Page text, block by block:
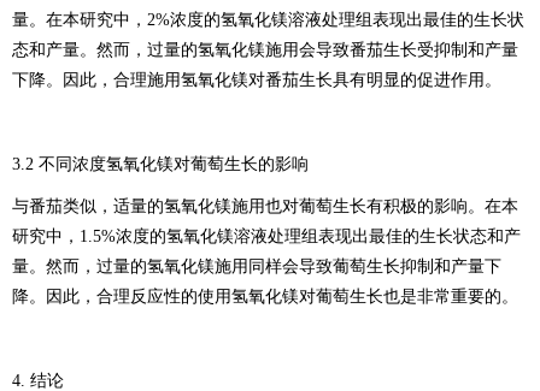
量。在本研究中，2%浓度的氢氧化镁溶液处理组表现出最佳的生长状
态和产量。然而，过量的氢氧化镁施用会导致番茄生长受抑制和产量
下降。因此，合理施用氢氧化镁对番茄生长具有明显的促进作用。
3.2 不同浓度氢氧化镁对葡萄生长的影响
与番茄类似，适量的氢氧化镁施用也对葡萄生长有积极的影响。在本
研究中，1.5%浓度的氢氧化镁溶液处理组表现出最佳的生长状态和产
量。然而，过量的氢氧化镁施用同样会导致葡萄生长抑制和产量下
降。因此，合理反应性的使用氢氧化镁对葡萄生长也是非常重要的。
4. 结论